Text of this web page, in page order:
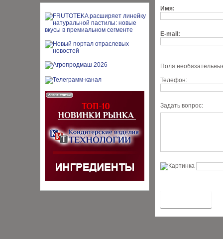
Имя:
E-mail:
Поля
Телефон:
Задать вопрос: